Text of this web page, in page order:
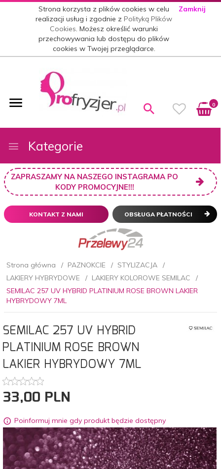
Strona korzysta z plików cookies w celu
realizacji usług i zgodnie zPolityką Plików
Cookies. Możesz określić warunki
przechowywania lub dostępu do plików
cookies w Twojej przeglądarce.
Zamknij
0
Kategorie
ZAPRASZAMY NA NASZEGO INSTAGRAMA PO
KODY PROMOCYJNE!!!
KONTAKT Z NAMI OBSŁUGA PŁATNOŚCI
Strona główna PAZNOKCIE
STYLIZACJA
LAKIERY HYBRYDOWE
LAKIERY KOLOROWE SEMILAC
SEMILAC 257 UV HYBRID PLATINIUM ROSE BROWN LAKIER
HYBRYDOWY 7ML
SEMILAC 257 UV HYBRID
PLATINIUM ROSE BROWN
LAKIER HYBRYDOWY 7ML
33,00 PLN
Poinformuj mnie gdy produkt będzie dostępny